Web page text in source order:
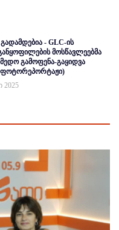
- GLC-ის
მოსწავლეებმა
გამოფენა-გაყიდვა
2025